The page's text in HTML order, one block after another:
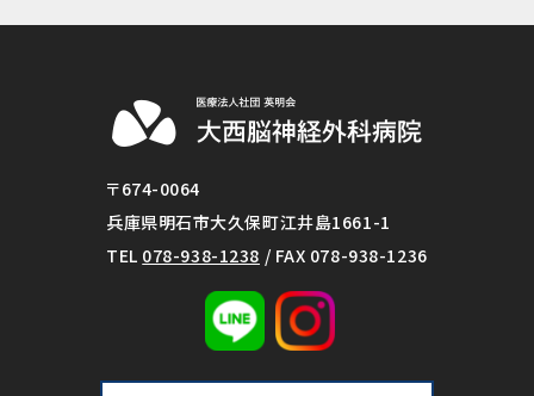
〒674-0064
兵庫県明石市大久保町江井島1661-1
TEL 078-938-1238 / FAX 078-938-1236